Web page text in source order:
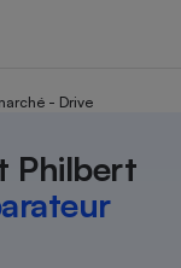
- Drive
Philbert
Additifs
de défense
judiciairegratuit
- Travaux
administrative
aérien